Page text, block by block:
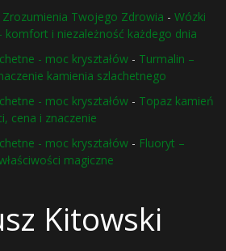
Twojego Zdrowia -Wózki
komfort i niezależność każdego dnia
- moc kryształów - Turmalin –
kamienia szlachetnego
- moc kryształów - Topaz kamień
cena i znaczenie
- moc kryształów - Fluoryt –
magiczne
Kitowski